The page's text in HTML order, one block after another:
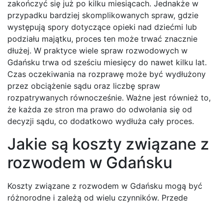
zakończyć się już po kilku miesiącach. Jednakże w
przypadku bardziej skomplikowanych spraw, gdzie
występują spory dotyczące opieki nad dziećmi lub
podziału majątku, proces ten może trwać znacznie
dłużej. W praktyce wiele spraw rozwodowych w
Gdańsku trwa od sześciu miesięcy do nawet kilku lat.
Czas oczekiwania na rozprawę może być wydłużony
przez obciążenie sądu oraz liczbę spraw
rozpatrywanych równocześnie. Ważne jest również to,
że każda ze stron ma prawo do odwołania się od
decyzji sądu, co dodatkowo wydłuża cały proces.
Jakie są koszty związane z
rozwodem w Gdańsku
Koszty związane z rozwodem w Gdańsku mogą być
różnorodne i zależą od wielu czynników. Przede